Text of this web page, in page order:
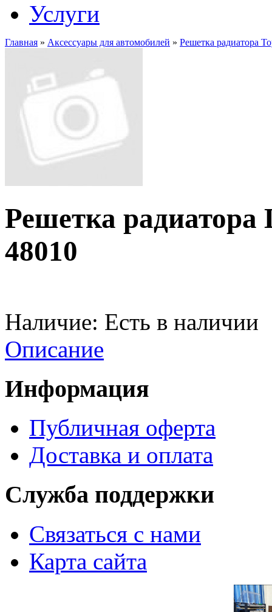
Услуги
Главная » Аксессуары для автомобилей » Решетка радиатора
Решетка радиатора
48010
Наличие: Есть в наличии
Описание
Информация
Публичная оферта
Доставка и оплата
Служба поддержки
Связаться с нами
Карта сайта